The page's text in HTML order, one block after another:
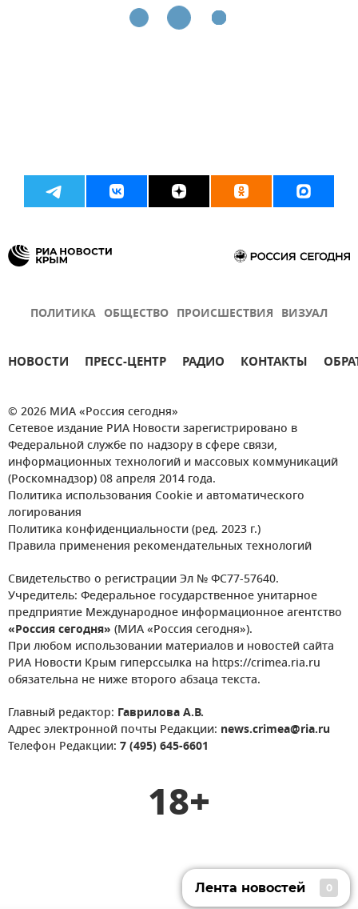
ПОЛИТИКА ОБЩЕСТВО ПРОИСШЕСТВИЯ ВИЗУАЛ
НОВОСТИ ПРЕСС-ЦЕНТР РАДИО КОНТАКТЫ
© 2026 МИА «Россия сегодня»
Сетевое издание РИА Новости зарегистрировано в
Федеральной службе по надзору в сфере связи,
информационных технологий и массовых коммуникаций
(Роскомнадзор) 08 апреля 2014 года.
Политика использования Cookie и автоматического
логирования
Политика конфиденциальности (ред. 2023 г.)
Правила применения рекомендательных технологий
Свидетельство о регистрации Эл № ФС77-57640.
Учредитель: Федеральное государственное унитарное
предприятие Международное информационное агентство
«Россия сегодня» (МИА «Россия сегодня»).
При любом использовании материалов и новостей сайта
РИА Новости Крым гиперссылка на https://crimea.ria.ru
обязательна не ниже второго абзаца текста.
Главный редактор: Гаврилова А.В.
Адрес электронной почты Редакции: news.crimea@ria.ru
Телефон Редакции: 7 (495) 645-6601
18+
Лента новостей 0